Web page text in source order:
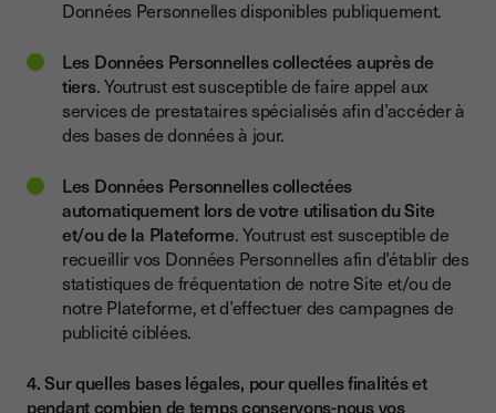
Données Personnelles disponibles publiquement.
Les Données Personnelles collectées auprès de
tiers. Youtrust est susceptible de faire appel aux
services de prestataires spécialisés afin d’accéder à
des bases de données à jour.
Les Données Personnelles collectées
automatiquement lors de votre utilisation du Site
et/ou de la Plateforme. Youtrust est susceptible de
recueillir vos Données Personnelles afin d’établir des
statistiques de fréquentation de notre Site et/ou de
notre Plateforme, et d’effectuer des campagnes de
publicité ciblées.
4. Sur quelles bases légales, pour quelles finalités et
pendant combien de temps conservons-nous vos